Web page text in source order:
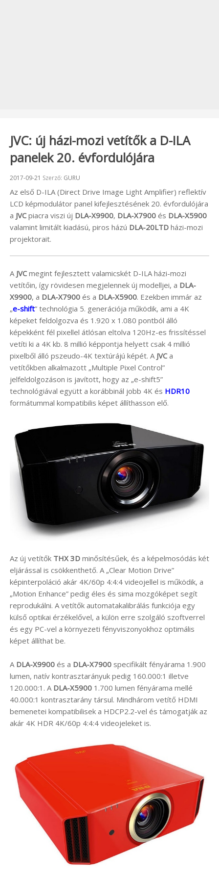
JVC: új házi-mozi vetítők a D-ILA
panelek 20. évfordulójára
Beküldve:
2017-09-21 Szerző: GURU
Az első D-ILA (Direct Drive Image Light Amplifier) reflektív
LCD képmodulátor panel kifejlesztésének 20. évfordulójára
a JVCpiacra viszi új DLA-X9900, DLA-X7900 és DLA-X5900
valamint limitált kiadású, piros házú DLA-20LTD házi-mozi
projektorait.
A JVCmegint fejlesztett valamicskét D-ILA házi-mozi
vetítőin, így rövidesen megjelennek új modelljei, a DLA-
X9900, a DLA-X7900 és a DLA-X5900. Ezekben immár az
„e-shift” technológia 5. generációja működik, ami a 4K
képeket feldolgozva és 1.920 x 1.080 pontból álló
képekként fél pixellel átlósan eltolva 120Hz-es frissítéssel
vetíti ki a 4K kb. 8 millió képpontja helyett csak 4 millió
pixelből álló pszeudo-4K textúrájú képét. A JVCa
vetítőkben alkalmazott „Multiple Pixel Control”
jelfeldolgozáson is javított, hogy az „e-shift5”
technológiával együtt a korábbinál jobb 4K és HDR10
formátummal kompatibilis képet állíthasson elő.
Az új vetítők THX 3D minősítésűek, és a képelmosódás két
eljárással is csökkenthető. A „Clear Motion Drive”
képinterpoláció akár 4K/60p 4:4:4 videojellel is működik, a
„Motion Enhance” pedig éles és sima mozgóképet segít
reprodukálni. A vetítők automatakalibrálás funkciója egy
külső optikai érzékelővel, a külön erre szolgáló szoftverrel
és egy PC-vel a környezeti fényviszonyokhoz optimális
képet állíthat be.
A DLA-X9900 és a DLA-X7900 specifikált fényárama 1.900
lumen, natív kontrasztarányuk pedig 160.000:1 illetve
120.000:1. A DLA-X5900 1.700 lumen fényárama mellé
40.000:1 kontrasztarány társul. Mindhárom vetítő HDMI
bemenetei kompatibilisek a HDCP2.2-vel és támogatják az
akár 4K HDR 4K/60p 4:4:4 videojeleket is.